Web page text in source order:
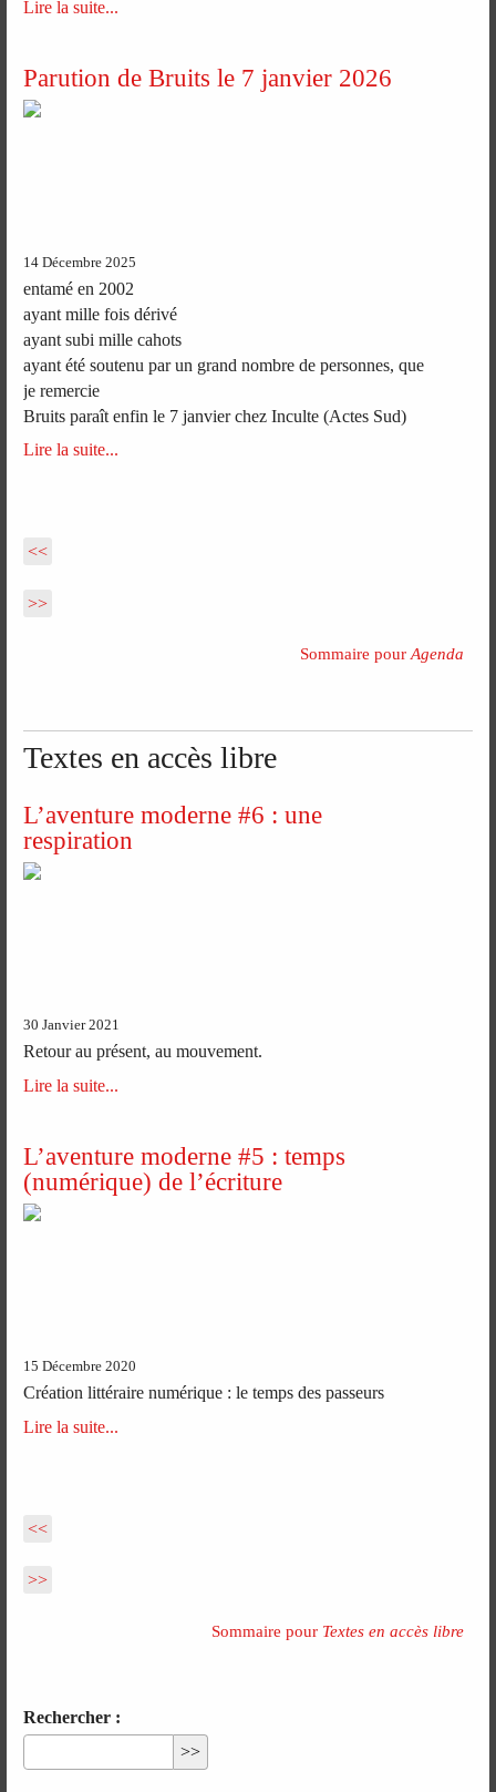
Lire la suite...
Parution de Bruits le 7 janvier 2026
14 Décembre 2025
entamé en 2002
ayant mille fois dérivé
ayant subi mille cahots
ayant été soutenu par un grand nombre de personnes, que
je remercie
Bruits paraît enfin le 7 janvier chez Inculte (Actes Sud)
Lire la suite...
<<
>>
Sommaire pourAgenda
Textes en accès libre
L’aventure moderne #6 : une
respiration
30 Janvier 2021
Retour au présent, au mouvement.
Lire la suite...
L’aventure moderne #5 : temps
(numérique) de l’écriture
15 Décembre 2020
Création littéraire numérique : le temps des passeurs
Lire la suite...
<<
>>
Sommaire pour Textes en accès libre
Rechercher :